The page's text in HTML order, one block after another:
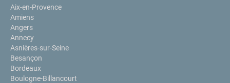
Aix-en-Provence
Amiens
Angers
Annecy
Asnières-sur-Seine
Besançon
Bordeaux
Boulogne-Billancourt